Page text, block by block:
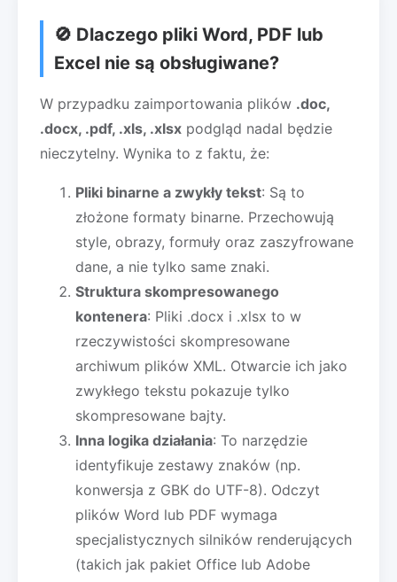
🚫 Dlaczego pliki Word, PDF lub
Excel nie są obsługiwane?
W przypadku zaimportowania plików .doc,
.docx, .pdf, .xls, .xlsx podgląd nadal będzie
nieczytelny. Wynika to z faktu, że:
Pliki binarne a zwykły tekst: Są to
złożone formaty binarne. Przechowują
style, obrazy, formuły oraz zaszyfrowane
dane, a nie tylko same znaki.
Struktura skompresowanego
kontenera: Pliki .docx i .xlsx to w
rzeczywistości skompresowane
archiwum plików XML. Otwarcie ich jako
zwykłego tekstu pokazuje tylko
skompresowane bajty.
Inna logika działania: To narzędzie
identyfikuje zestawy znaków (np.
konwersja z GBK do UTF-8). Odczyt
plików Word lub PDF wymaga
specjalistycznych silników renderujących
(takich jak pakiet Office lub Adobe